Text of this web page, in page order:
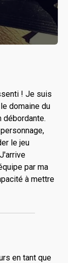
! Je suis
domaine du
débordante.
le jeu
par ma
à mettre
en tant que